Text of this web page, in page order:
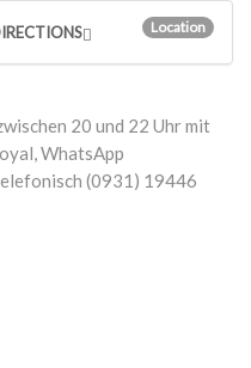
Location
20 und 22 Uhr mit
WhatsApp
(0931) 19446